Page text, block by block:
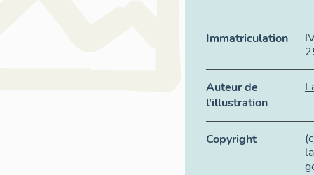
Immatriculation
Auteur de
l'illustration
Copyright